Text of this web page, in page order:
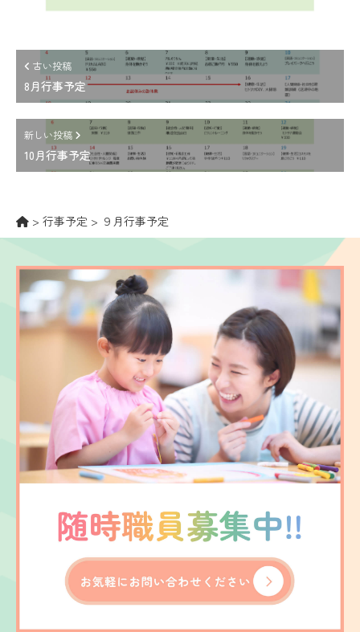
古い投稿
8月行事予定
新しい投稿
10月行事予定
> 行事予定 > ９月行事予定